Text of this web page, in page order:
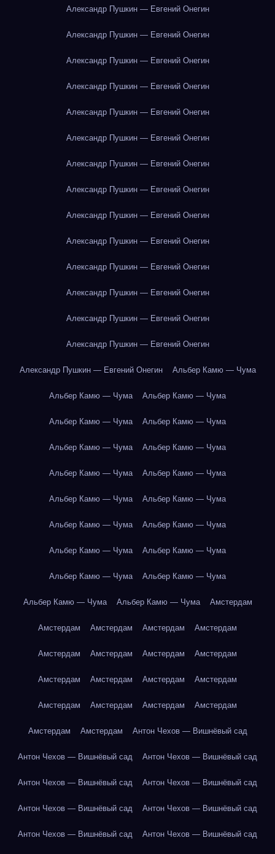
Александр Пушкин — Евгений Онегин
Александр Пушкин — Евгений Онегин
Александр Пушкин — Евгений Онегин
Александр Пушкин — Евгений Онегин
Александр Пушкин — Евгений Онегин
Александр Пушкин — Евгений Онегин
Александр Пушкин — Евгений Онегин
Александр Пушкин — Евгений Онегин
Александр Пушкин — Евгений Онегин
Александр Пушкин — Евгений Онегин
Александр Пушкин — Евгений Онегин
Александр Пушкин — Евгений Онегин
Александр Пушкин — Евгений Онегин
Александр Пушкин — Евгений Онегин
Александр Пушкин — Евгений Онегин Альбер Камю — Чума
Альбер Камю — Чума Альбер Камю — Чума
Альбер Камю — Чума Альбер Камю — Чума
Альбер Камю — Чума Альбер Камю — Чума
Альбер Камю — Чума Альбер Камю — Чума
Альбер Камю — Чума Альбер Камю — Чума
Альбер Камю — Чума Альбер Камю — Чума
Альбер Камю — Чума Альбер Камю — Чума
Альбер Камю — Чума Альбер Камю — Чума
Альбер Камю — Чума Альбер Камю — Чума Амстердам
Амстердам Амстердам Амстердам Амстердам
Амстердам Амстердам Амстердам Амстердам
Амстердам Амстердам Амстердам Амстердам
Амстердам Амстердам Амстердам Амстердам
Амстердам Амстердам Антон Чехов — Вишнёвый сад
Антон Чехов — Вишнёвый сад Антон Чехов — Вишнёвый сад
Антон Чехов — Вишнёвый сад Антон Чехов — Вишнёвый сад
Антон Чехов — Вишнёвый сад Антон Чехов — Вишнёвый сад
Антон Чехов — Вишнёвый сад Антон Чехов — Вишнёвый сад